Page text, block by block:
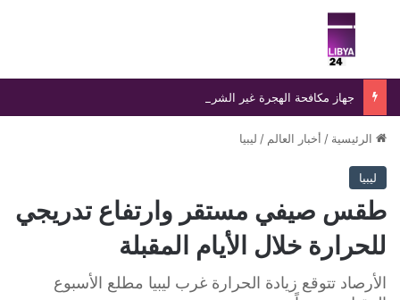
بحث عن
الرئيسية / أخبار العالم / ليبيا
ليبيا
طقس صيفي مستقر وارتفاع تدريجي
للحرارة خلال الأيام المقبلة
الأرصاد تتوقع زيادة الحرارة غرب ليبيا مطلع الأسبوع